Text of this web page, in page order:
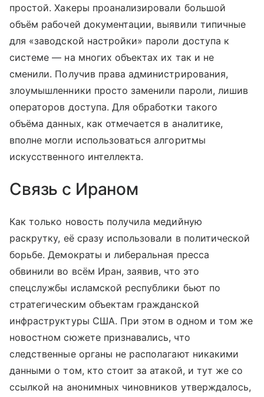
простой. Хакеры проанализировали большой
объём рабочей документации, выявили типичные
для «заводской настройки» пароли доступа к
системе — на многих объектах их так и не
сменили. Получив права администрирования,
злоумышленники просто заменили пароли, лишив
операторов доступа. Для обработки такого
объёма данных, как отмечается в аналитике,
вполне могли использоваться алгоритмы
искусственного интеллекта.
Связь с Ираном
Как только новость получила медийную
раскрутку, её сразу использовали в политической
борьбе. Демократы и либеральная пресса
обвинили во всём Иран, заявив, что это
спецслужбы исламской республики бьют по
стратегическим объектам гражданской
инфраструктуры США. При этом в одном и том же
новостном сюжете признавались, что
следственные органы не располагают никакими
данными о том, кто стоит за атакой, и тут же со
ссылкой на анонимных чиновников утверждалось,